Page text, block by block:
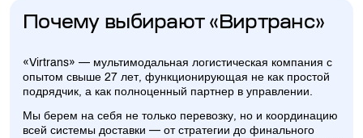
Почему выбирают «Виртранс»
«Virtrans» — мультимодальная логистическая компания с
опытом свыше 27 лет, функционирующая не как простой
подрядчик, а как полноценный партнер в управлении.
Мы берем на себя не только перевозку, но и координацию
всей системы доставки — от стратегии до финального